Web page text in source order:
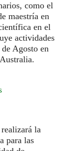
como el
maestría en
en el
actividades
Agosto en
la
para las